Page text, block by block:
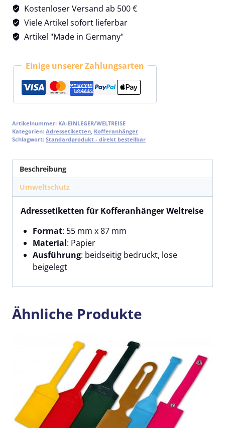
Kostenloser Versand ab 500 €
Viele Artikel sofort lieferbar
Artikel "Made in Germany"
Einige unserer Zahlungsarten
Artikelnummer: KA-EINLEGER/WELTREISE
Kategorien: Adressetiketten Kofferanhänger
Schlagwort: Standardprodukt - direkt bestellbar
Beschreibung
Umweltschutz
Adressetiketten für Kofferanhänger Weltreise
Format: 55 mm x 87 mm
Material: Papier
Ausführung: beidseitig bedruckt, lose
beigelegt
Ähnliche Produkte